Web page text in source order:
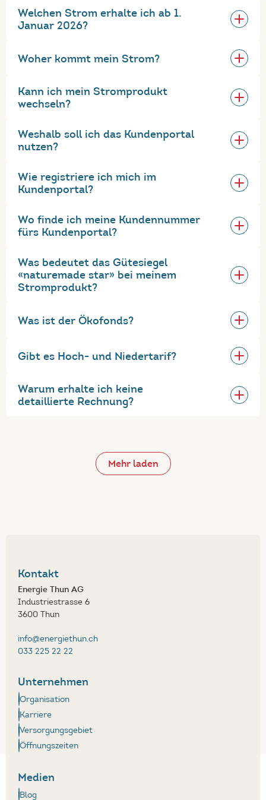
Welchen Strom erhalte ich ab 1.
Januar 2026?
Woher kommt mein Strom?
Kann ich mein Stromprodukt
wechseln?
Weshalb soll ich das Kundenportal
nutzen?
Wie registriere ich mich im
Kundenportal?
Wo finde ich meine Kundennummer
fürs Kundenportal?
Was bedeutet das Gütesiegel
«naturemade star» bei meinem
Stromprodukt?
Was ist der Ökofonds?
Gibt es Hoch- und Niedertarif?
Warum erhalte ich keine
detaillierte Rechnung?
Mehr laden
Kontakt
Energie Thun AG
Industriestrasse 6
3600 Thun
info@energiethun.ch
033 225 22 22
Unternehmen
Organisation
Karriere
Versorgungsgebiet
Öffnungszeiten
Medien
Blog